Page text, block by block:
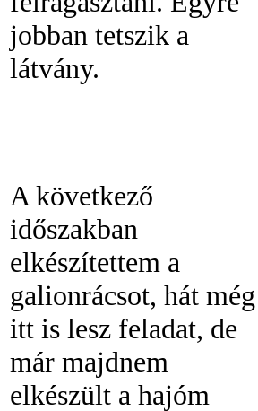
jobban tetszik a
látvány.
A következő
időszakban
elkészítettem a
galionrácsot, hát még
itt is lesz feladat, de
már majdnem
elkészült a hajóm